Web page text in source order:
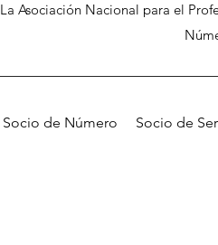
La Asociación Nacional para el
Socio de Número Socio de